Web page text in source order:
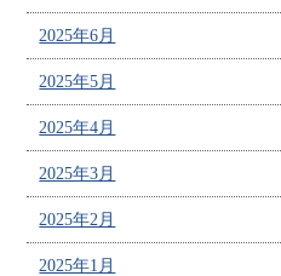
2025年6月
2025年5月
2025年4月
2025年3月
2025年2月
2025年1月